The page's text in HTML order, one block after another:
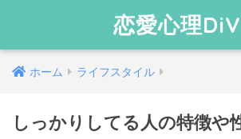
恋愛心理
ホーム ライフスタイル
しっかりしてる人の特徴や